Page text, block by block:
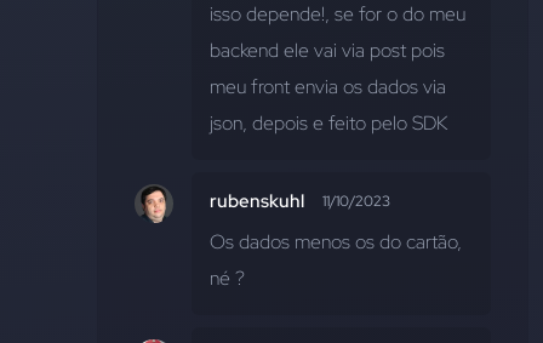
isso depende!, se for o do meu
backend ele vai via post pois
meu front envia os dados via
json, depois e feito pelo SDK
rubenskuhl 11/10/2023
Os dados menos os do cartão,
né ?